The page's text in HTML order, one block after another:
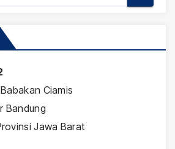
Ciamis
Bandung
Jawa Barat